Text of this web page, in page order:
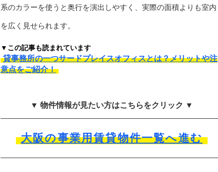
系のカラーを使うと奥行を演出しやすく、実際の面積よりも室内
を広く見せられます。
▼この記事も読まれています
貸事務所の一つサードプレイスオフィスとは？メリットや注
意点をご紹介！
▼ 物件情報が見たい方はこちらをクリック ▼
大阪の事業用賃貸物件一覧へ進む